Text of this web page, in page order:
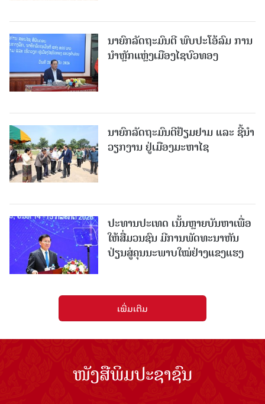
ນາຍົກລັດຖະມົນຕີ ພົບປະໂອ້ລົມ ການ
ນຳຫຼັກແຫຼ່ງເມືອງໄຊບົວທອງ
ນາຍົກລັດຖະມົນຕີຢ້ຽມຢາມ ແລະ ຊີ້ນຳ
ວຽກງານ ຢູ່ເມືອງມະຫາໄຊ
ປະທານປະເທດ ເນັ້ນຫຼາຍບັນຫາເພື່ອ
ໃຫ້ສື່ມວນຊົນ ມີການພັດທະນາຫັນ
ປ່ຽນສູ່ຄຸນນະພາບໃໝ່ຢ່າງແຂງແຮງ
ເພີ່ມເຕີມ
ໜັງສືພິມປະຊາຊົນ